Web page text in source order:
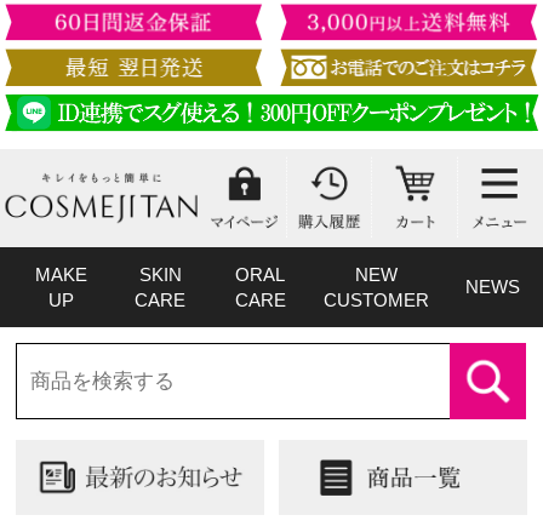
MAKE
UP
SKIN
CARE
ORAL
CARE
NEW
CUSTOMER
NEWS